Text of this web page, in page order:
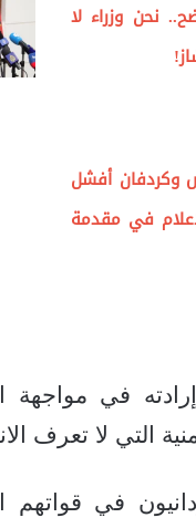
نحن وزراء لا
وكردفان أفشل
في مقدمة
في مواجهة
التي لا تعرف
في